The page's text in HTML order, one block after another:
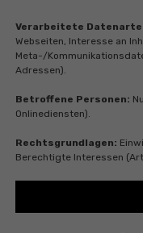
Verarbeitete
Webseiten, Interesse an
Meta-/
Adressen).
Betroffene Personen:
Onlinediensten).
Rechtsgrundlagen:
Berechtigte Interessen (Art.